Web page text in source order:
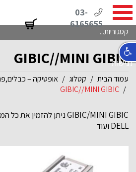
03-
6165655
קטגוריות...
GIBIC//MINI GIBIC
עמוד הבית קטלוג
אופטיקה –
GIBIC//MINI GIBIC
DELL ועוד
נגישות